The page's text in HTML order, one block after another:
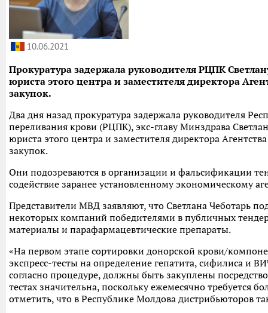
10.06.2021
Прокуратура задержала руководителя РЦПК
юриста этого центра и заместителя директора
закупок.
Два дня назад прокуратура задержала руководителя
переливания крови (РЦПК), экс-главу Минздрава
юриста этого центра и заместителя директора
закупок.
Они подозреваются в организации и фальсификации
содействие заранее установленному экономическому
Представители МВД заявляют, что Светлана Чеботарь
некоторых компаний победителями в публичных
материалы и парафармацевтические препараты.
«На первом этапе сортировки донорской крови/
экспресс-тесты на определение гепатита, сифилиса и
согласно процедуре, должны быть закуплены
тестах значительна, поскольку ежемесячно требуется
отметить, что в Республике Молдова дистрибьюторов